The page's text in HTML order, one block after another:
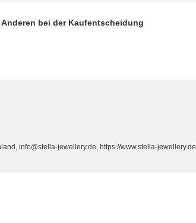
bei der Kaufentscheidung
info@stella-jewellery.de, https://www.stella-jewellery.de